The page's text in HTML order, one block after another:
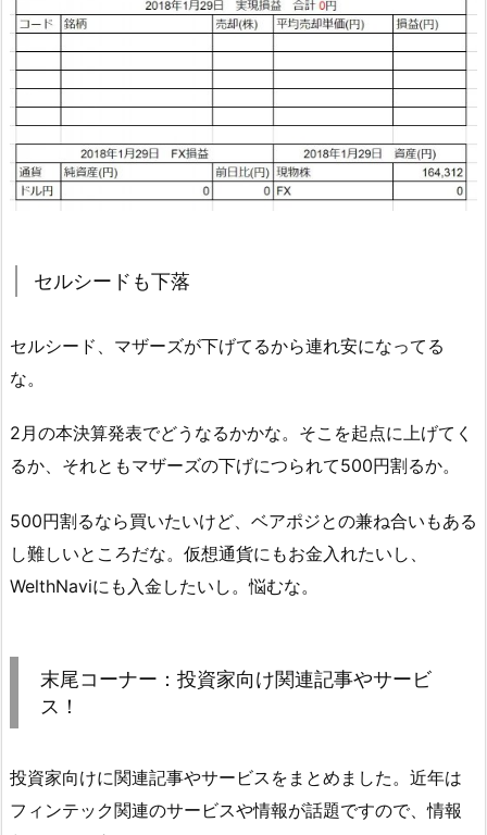
セルシードも下落
セルシード、マザーズが下げてるから連れ安になってる
な。
2月の本決算発表でどうなるかかな。そこを起点に上げてく
るか、それともマザーズの下げにつられて500円割るか。
500円割るなら買いたいけど、ベアポジとの兼ね合いもある
し難しいところだな。仮想通貨にもお金入れたいし、
WelthNaviにも入金したいし。悩むな。
末尾コーナー：投資家向け関連記事やサービ
ス！
投資家向けに関連記事やサービスをまとめました。近年は
フィンテック関連のサービスや情報が話題ですので、情報